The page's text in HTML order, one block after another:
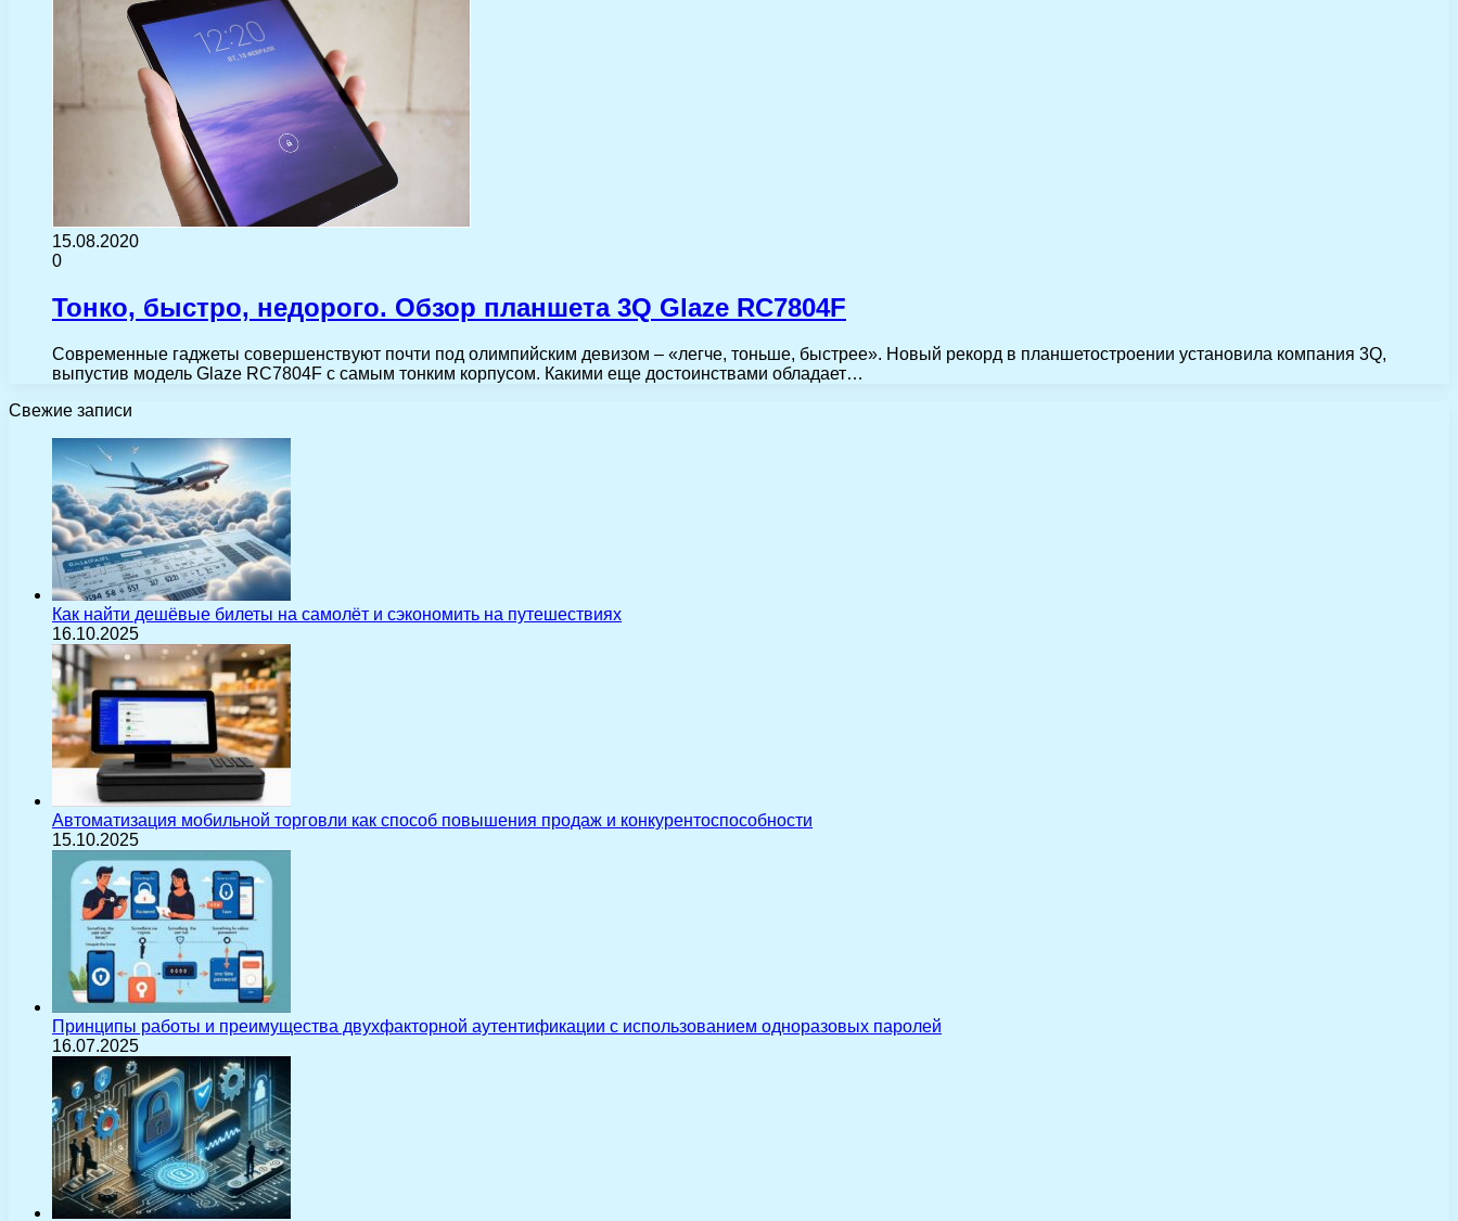
15.08.2020
0
Тонко, быстро, недорого. Обзор планшета 3Q Glaze RC7804F
Современные гаджеты совершенствуют почти под олимпийским девизом – «легче, тоньше, быстрее». Новый рекорд в планшетостроении установила компания 3Q,
выпустив модель Glaze RC7804F с самым тонким корпусом. Какими еще достоинствами обладает…
Свежие записи
Как найти дешёвые билеты на самолёт и сэкономить на путешествиях
16.10.2025
Автоматизация мобильной торговли как способ повышения продаж и конкурентоспособности
15.10.2025
Принципы работы и преимущества двухфакторной аутентификации с использованием одноразовых паролей
16.07.2025